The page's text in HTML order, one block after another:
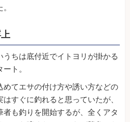
ちは底付近でイトヨリが掛かる
ト。
めてエサの付け方や誘い方などの
すぐに釣れると思っていたが、
も釣りを開始するが、全くアタ